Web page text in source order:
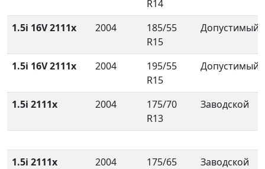
R14
1.5i 16V 2111x
2004
185/55
R15
Допустимый
1.5i 16V 2111x 2004
195/55
R15
Допустимый
1.5i 2111x 2004
175/70
R13
Заводской
1.5i 2111x 2004
175/65
Заводской